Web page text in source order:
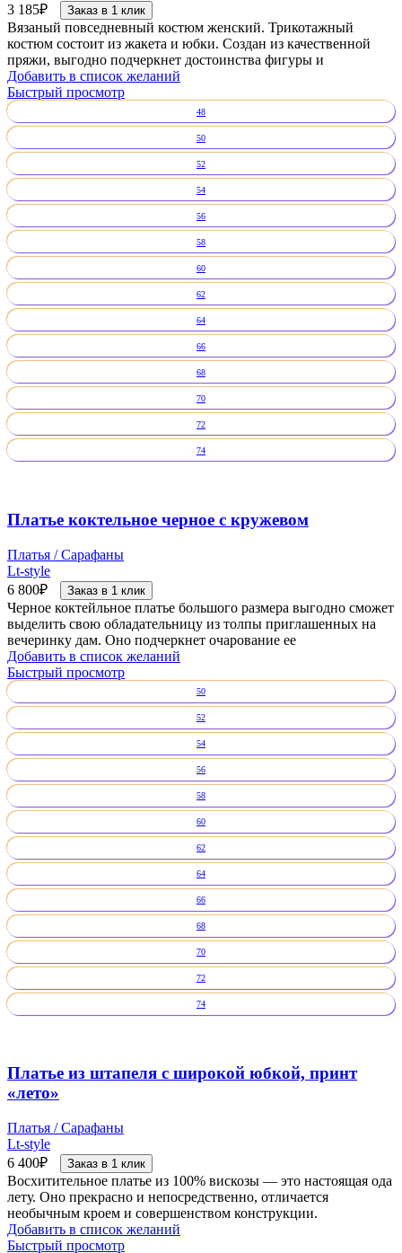
3 185₽ Заказ в 1 клик
Вязаный повседневный костюм женский. Трикотажный
костюм состоит из жакета и юбки. Создан из качественной
пряжи, выгодно подчеркнет достоинства фигуры и
Добавить в список желаний
Быстрый просмотр
48
50
52
54
56
58
60
62
64
66
68
70
72
74
Платье коктельное черное с кружевом
Платья / Сарафаны
Lt-style
6 800₽ Заказ в 1 клик
Черное коктейльное платье большого размера выгодно сможет
выделить свою обладательницу из толпы приглашенных на
вечеринку дам. Оно подчеркнет очарование ее
Добавить в список желаний
Быстрый просмотр
50
52
54
56
58
60
62
64
66
68
70
72
74
Платье из штапеля с широкой юбкой, принт
«лето»
Платья / Сарафаны
Lt-style
6 400₽ Заказ в 1 клик
Восхитительное платье из 100% вискозы — это настоящая ода
лету. Оно прекрасно и непосредственно, отличается
необычным кроем и совершенством конструкции.
Добавить в список желаний
Быстрый просмотр